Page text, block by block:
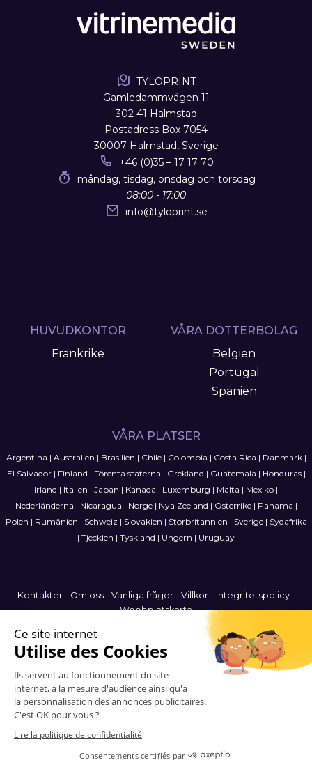
TYLOPRINT
Gamledammvägen 11
302 41 Halmstad
Postadress Box 7054
30007 Halmstad, Sverige
+46 (0)35 – 17 17 70
måndag, tisdag, onsdag och torsdag
08:00 - 17:00
info@tyloprint.se
HUVUDKONTOR
Frankrike
VÅRA DOTTERBOLAG
Belgien
Portugal
Spanien
VÅRA PLATSER
Argentina | Australien | Brasilien | Chile| Colombia | Costa Rica | Danmark|
El Salvador| Finland | Förenta staterna | Grekland | Guatemala | Honduras|
Irland | Italien | Japan | Kanada | Luxemburg | Malta | Mexiko |
Nederländerna | Nicaragua | Norge| Nya Zeeland | Österrike| Panama |
Polen | Rumänien | Schweiz | Slovakien | Storbritannien | Sverige| Sydafrika
| Tjeckien | Tyskland | Ungern | Uruguay
Kontakter- Om oss- Vanliga frågor- Villkor- Integritetspolicy-
Webbplatskarta
Sweden
© 2006-2026 Vitrinemedia -